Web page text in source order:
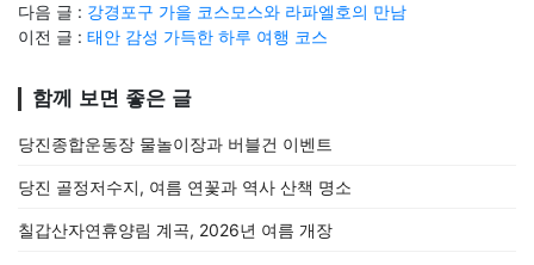
다음 글 : 강경포구 가을 코스모스와 라파엘호의 만남
이전 글 : 태안 감성 가득한 하루 여행 코스
함께 보면 좋은 글
당진종합운동장 물놀이장과 버블건 이벤트
당진 골정저수지, 여름 연꽃과 역사 산책 명소
칠갑산자연휴양림 계곡, 2026년 여름 개장